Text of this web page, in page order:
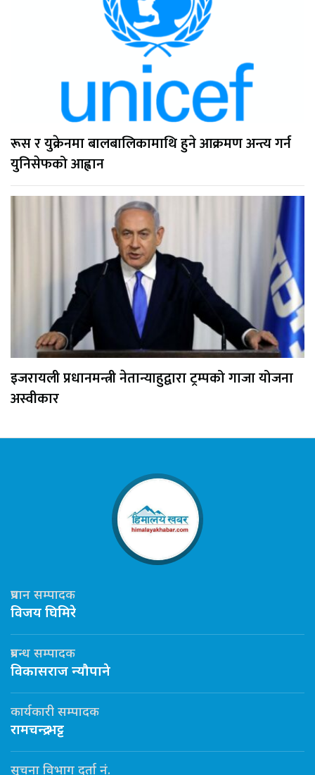
रूस र युक्रेनमा बालबालिकामाथि हुने आक्रमण अन्त्य गर्न
युनिसेफको आह्वान
इजरायली प्रधानमन्त्री नेतान्याहुद्वारा ट्रम्पको गाजा योजना
अस्वीकार
प्रधान सम्पादक
विजय घिमिरे
प्रबन्ध सम्पादक
विकासराज न्यौपाने
कार्यकारी सम्पादक
रामचन्द्र भट्ट
सूचना विभाग दर्ता नं.